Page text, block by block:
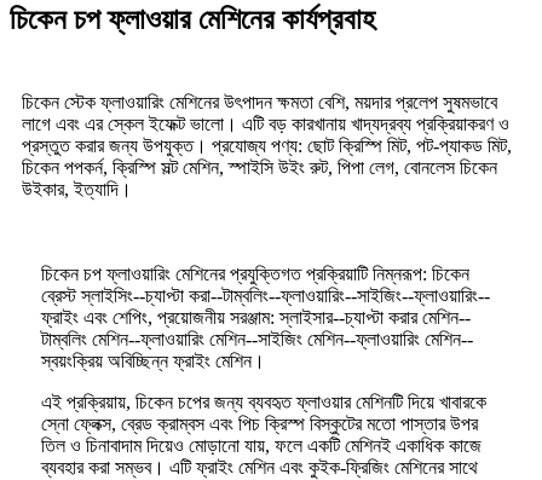
চিকেন চপ ফ্লাওয়ার মেশিনের কার্যপ্রবাহ
চিকেন স্টেক ফ্লাওয়ারিং মেশিনের উৎপাদন ক্ষমতা বেশি, ময়দার প্রলেপ সুষমভাবে
লাগে এবং এর স্কেল ইফেক্ট ভালো। এটি বড় কারখানায় খাদ্যদ্রব্য প্রক্রিয়াকরণ ও
প্রস্তুত করার জন্য উপযুক্ত। প্রযোজ্য পণ্য: ছোট ক্রিস্পি মিট, পট-প্যাকড মিট,
চিকেন পপকর্ন, ক্রিস্পি সল্ট মেশিন, স্পাইসি উইং রুট, পিপা লেগ, বোনলেস চিকেন
উইকার, ইত্যাদি।
চিকেন চপ ফ্লাওয়ারিং মেশিনের প্রযুক্তিগত প্রক্রিয়াটি নিম্নরূপ: চিকেন
ব্রেস্ট স্লাইসিং--চ্যাপ্টা করা--টাম্বলিং--ফ্লাওয়ারিং--সাইজিং--ফ্লাওয়ারিং--
ফ্রাইং এবং শেপিং, প্রয়োজনীয় সরঞ্জাম: স্লাইসার--চ্যাপ্টা করার মেশিন--
টাম্বলিং মেশিন--ফ্লাওয়ারিং মেশিন--সাইজিং মেশিন--ফ্লাওয়ারিং মেশিন--
স্বয়ংক্রিয় অবিচ্ছিন্ন ফ্রাইং মেশিন।
এই প্রক্রিয়ায়, চিকেন চপের জন্য ব্যবহৃত ফ্লাওয়ার মেশিনটি দিয়ে খাবারকে
স্নো ফ্লেক্স, ব্রেড ক্রাম্বস এবং পিচ ক্রিস্প বিস্কুটের মতো পাস্তার উপর
তিল ও চিনাবাদাম দিয়েও মোড়ানো যায়, ফলে একটি মেশিনই একাধিক কাজে
ব্যবহার করা সম্ভব। এটি ফ্রাইং মেশিন এবং কুইক-ফ্রিজিং মেশিনের সাথে